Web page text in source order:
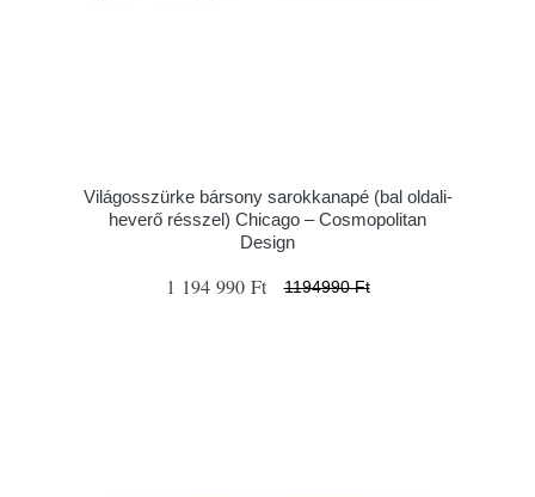
Világosszürke bársony sarokkanapé (bal oldali-
heverő résszel) Chicago – Cosmopolitan
Design
1 194 990 Ft 1194990 Ft